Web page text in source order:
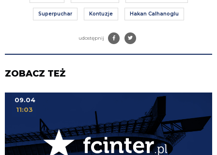
Superpuchar Kontuzje Hakan Calhanoglu
udostępnij
ZOBACZ TEŻ
09.04
11:03